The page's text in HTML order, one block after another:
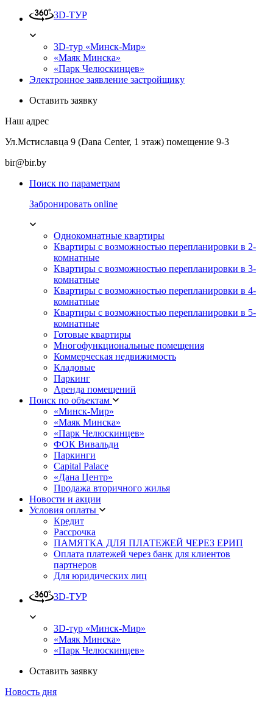
3D-ТУР
3D-тур «Минск-Мир»
«Маяк Минска»
«Парк Челюскинцев»
Электронное заявление застройщику
Оставить заявку
Наш адрес
Ул.Мстиславца 9 (Dana Center, 1 этаж) помещение 9-3
bir@bir.by
Поиск по параметрам
Забронировать online
Однокомнатные квартиры
Квартиры с возможностью перепланировки в 2-
комнатные
Квартиры с возможностью перепланировки в 3-
комнатные
Квартиры с возможностью перепланировки в 4-
комнатные
Квартиры с возможностью перепланировки в 5-
комнатные
Готовые квартиры
Многофункциональные помещения
Коммерческая недвижимость
Кладовые
Паркинг
Аренда помещений
Поиск по объектам
«Минск-Мир»
«Маяк Минска»
«Парк Челюскинцев»
ФОК Вивальди
Паркинги
Capital Palace
«Дана Центр»
Продажа вторичного жилья
Новости и акции
Условия оплаты
Кредит
Рассрочка
ПАМЯТКА ДЛЯ ПЛАТЕЖЕЙ ЧЕРЕЗ ЕРИП
Оплата платежей через банк для клиентов
партнеров
Для юридических лиц
3D-ТУР
3D-тур «Минск-Мир»
«Маяк Минска»
«Парк Челюскинцев»
Оставить заявку
Новость дня